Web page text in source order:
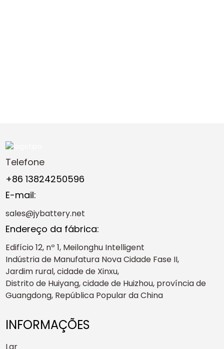
Telefone
+86 13824250596
E-mail:
sales@jybattery.net
Endereço da fábrica:
Edifício 12, nº 1, Meilonghu Intelligent
Indústria de Manufatura Nova Cidade Fase II,
Jardim rural, cidade de Xinxu,
Distrito de Huiyang, cidade de Huizhou, província de
Guangdong, República Popular da China
INFORMAÇÕES
Lar